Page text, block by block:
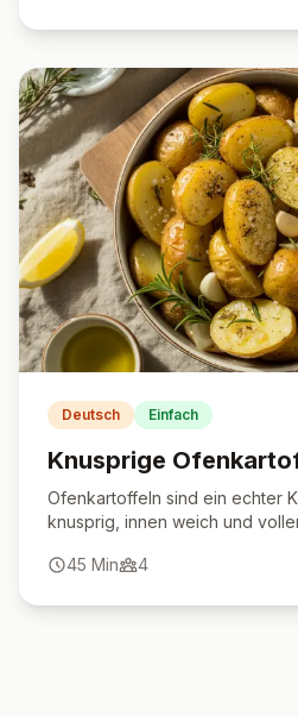
Deutsch Einfach
Knusprige
Ofenkartoffeln sind ein echter
knusprig, innen weich und
45 Min 4